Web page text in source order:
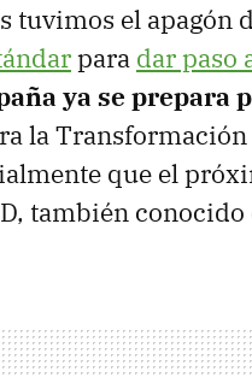
tuvimos el apagón
para dar paso
ya se prepara
la
que el
también